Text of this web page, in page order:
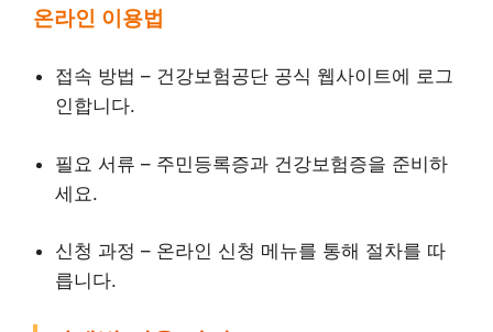
온라인 이용법
접속 방법 – 건강보험공단 공식 웹사이트에 로그
인합니다.
필요 서류 – 주민등록증과 건강보험증을 준비하
세요.
신청 과정 – 온라인 신청 메뉴를 통해 절차를 따
릅니다.